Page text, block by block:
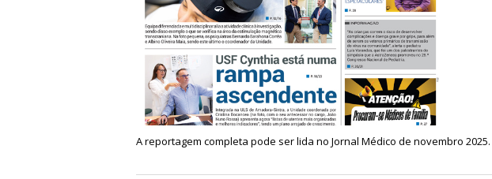
A reportagem completa pode ser lida no Jornal Médico de novembro 2025.